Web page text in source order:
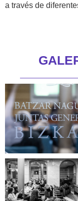
a través de